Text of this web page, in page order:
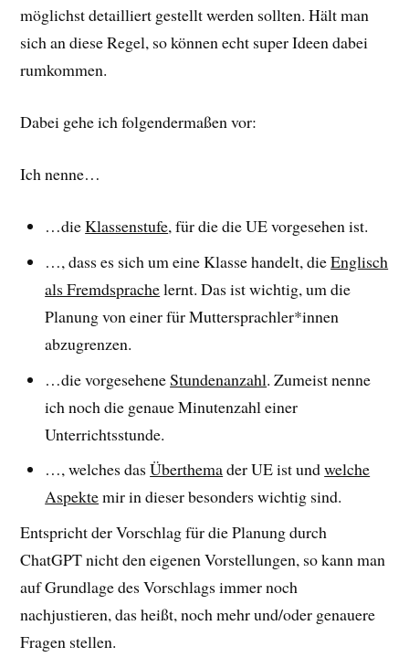
möglichst detailliert gestellt werden sollten. Hält man
sich an diese Regel, so können echt super Ideen dabei
rumkommen.
Dabei gehe ich folgendermaßen vor:
Ich nenne…
…dieKlassenstufe, für die die UE vorgesehen ist.
…, dass es sich um eine Klasse handelt, dieEnglisch
als Fremdsprachelernt. Das ist wichtig, um die
Planung von einer für Muttersprachler*innen
abzugrenzen.
…die vorgeseheneStundenanzahl. Zumeist nenne
ich noch die genaue Minutenzahl einer
Unterrichtsstunde.
…, welches dasÜberthemader UE ist undwelche
Aspektemir in dieser besonders wichtig sind.
Entspricht der Vorschlag für die Planung durch
ChatGPT nicht den eigenen Vorstellungen, so kann man
auf Grundlage des Vorschlags immer noch
nachjustieren, das heißt, noch mehr und/oder genauere
Fragen stellen.